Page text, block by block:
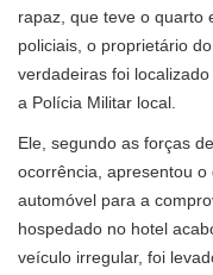
rapaz, que teve o quarto
policiais, o proprietário
verdadeiras foi
a Polícia Militar local.
Ele, segundo as forças
ocorrência, apresentou
automóvel para a
hospedado no hotel
veículo irregular, foi